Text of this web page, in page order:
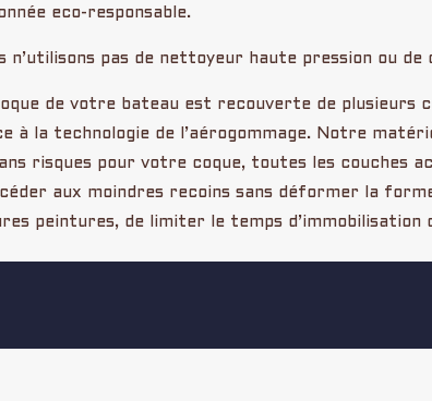
eco-responsable.
n’utilisons pas de nettoyeur haute pression ou
de votre bateau est recouverte de plusieurs
à la technologie de l’aérogommage. Notre
risques pour votre coque, toutes les couches
aux moindres recoins sans déformer la
peintures, de limiter le temps d’immobilisation